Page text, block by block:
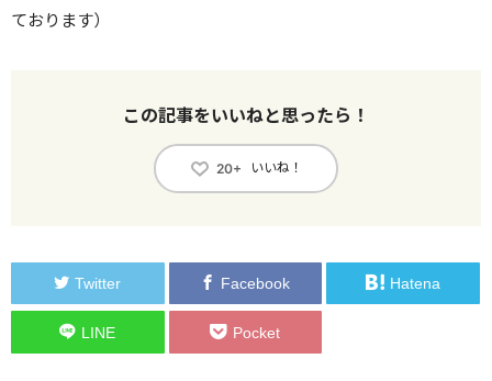
ております）
この記事をいいねと思ったら！
20+ いいね！
Twitter Facebook Hatena
LINE Pocket